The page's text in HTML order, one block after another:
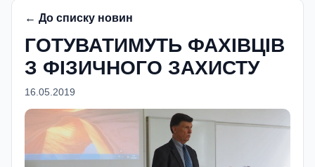
← До списку новин
ГОТУВАТИМУТЬ ФАХІВЦІВ
З ФІЗИЧНОГО ЗАХИСТУ
16.05.2019